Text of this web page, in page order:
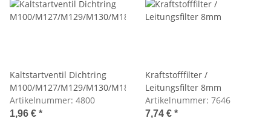
Kaltstartventil Dichtring
M100/M127/M129/M130/M189
Artikelnummer: 4800
1,96 € *
Kraftstofffilter /
Leitungsfilter 8mm
Artikelnummer: 7646
7,74 € *